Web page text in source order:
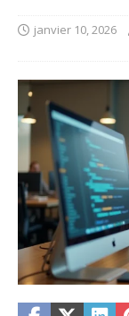
janvier 10, 2026